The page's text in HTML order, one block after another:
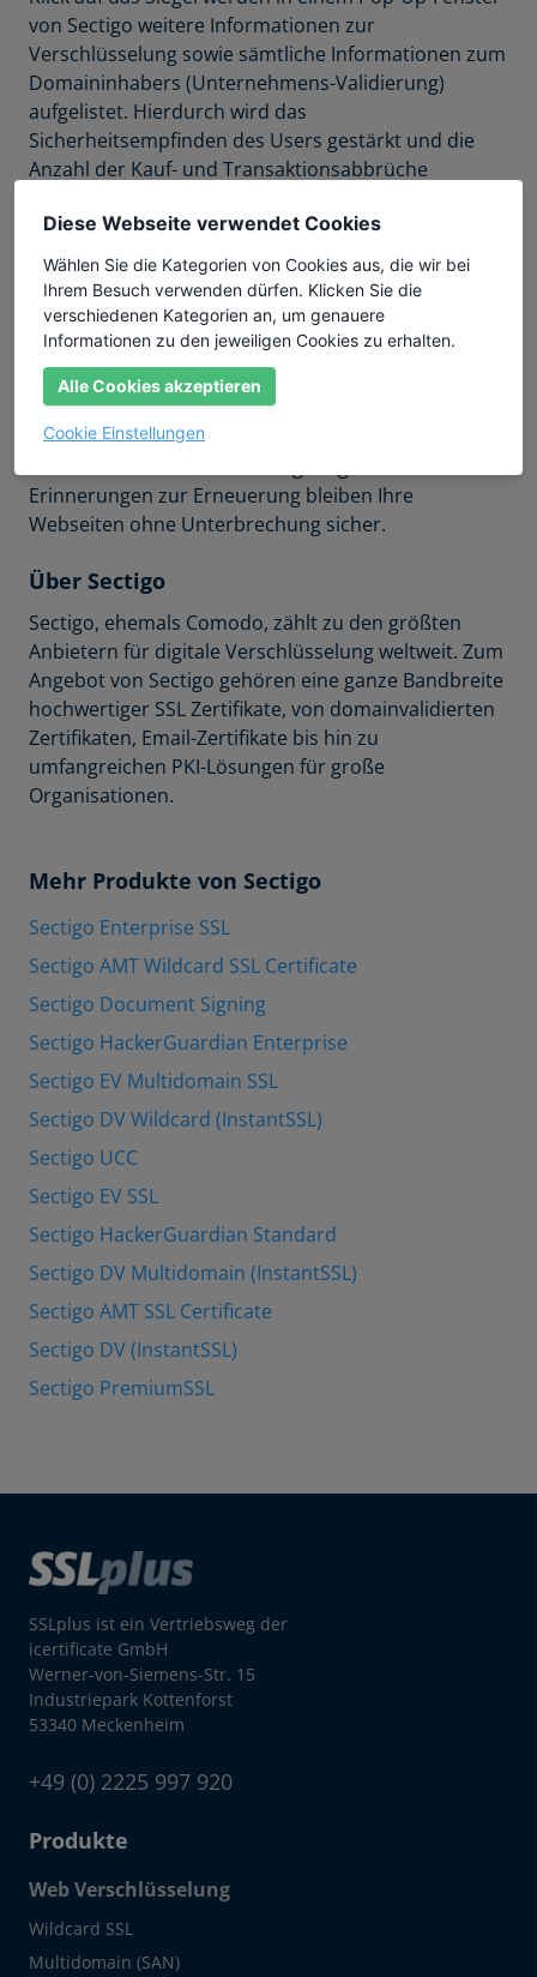
von Sectigo weitere Informationen zur
Verschlüsselung sowie sämtliche Informationen zum
Domaininhabers (Unternehmens-Validierung)
aufgelistet. Hierdurch wird das
Sicherheitsempfinden des Users gestärkt und die
Anzahl der Kauf- und Transaktionsabbrüche
Einfache Installation und Erneuerung
online
Die Installation des Sectigo SSL-Zertifikats dauert nur
wenige Minuten. Anschließend können Sie einen
Browser öffnen und das geschlossene
Vorhängeschloss sehen, das Ihnen anzeigt, dass Ihre
Webseite nun durch das SSL-Zertifikat geschützt
Erinnerungen zur Erneuerung bleiben Ihre
Webseiten ohne Unterbrechung sicher.
Über Sectigo
Sectigo, ehemals Comodo, zählt zu den größten
Anbietern für digitale Verschlüsselung weltweit. Zum
Angebot von Sectigo gehören eine ganze Bandbreite
hochwertiger SSL Zertifikate, von domainvalidierten
Zertifikaten, Email-Zertifikate bis hin zu
umfangreichen PKI-Lösungen für große
Organisationen.
Mehr Produkte von Sectigo
Sectigo Enterprise SSL
Sectigo AMT Wildcard SSL Certificate
Sectigo Document Signing
Sectigo HackerGuardian Enterprise
Sectigo EV Multidomain SSL
Sectigo DV Wildcard (InstantSSL)
Sectigo UCC
Sectigo EV SSL
Sectigo HackerGuardian Standard
Sectigo DV Multidomain (InstantSSL)
Sectigo AMT SSL Certificate
Sectigo DV (InstantSSL)
Sectigo PremiumSSL
SSLplus ist ein Vertriebsweg der
icertificate GmbH
Werner-von-Siemens-Str. 15
Industriepark Kottenforst
53340 Meckenheim
+49 (0) 2225 997 920
Produkte
Web Verschlüsselung
Wildcard SSL
Multidomain (SAN)
Diese Webseite verwendet Cookies
Wählen Sie die Kategorien von Cookies aus, die wir bei
Ihrem Besuch verwenden dürfen. Klicken Sie die
verschiedenen Kategorien an, um genauere
Informationen zu den jeweiligen Cookies zu erhalten.
Alle Cookies akzeptieren
Cookie Einstellungen